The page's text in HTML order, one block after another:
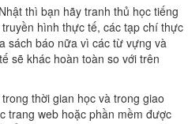
thì bạn hãy tranh thủ học tiếng
hình thực tế, các tạp chí thực
sách báo nữa vì các từ vựng và
sẽ khác hoàn toàn so với trên
thời gian học và trong giao
trang web hoặc phần mềm được